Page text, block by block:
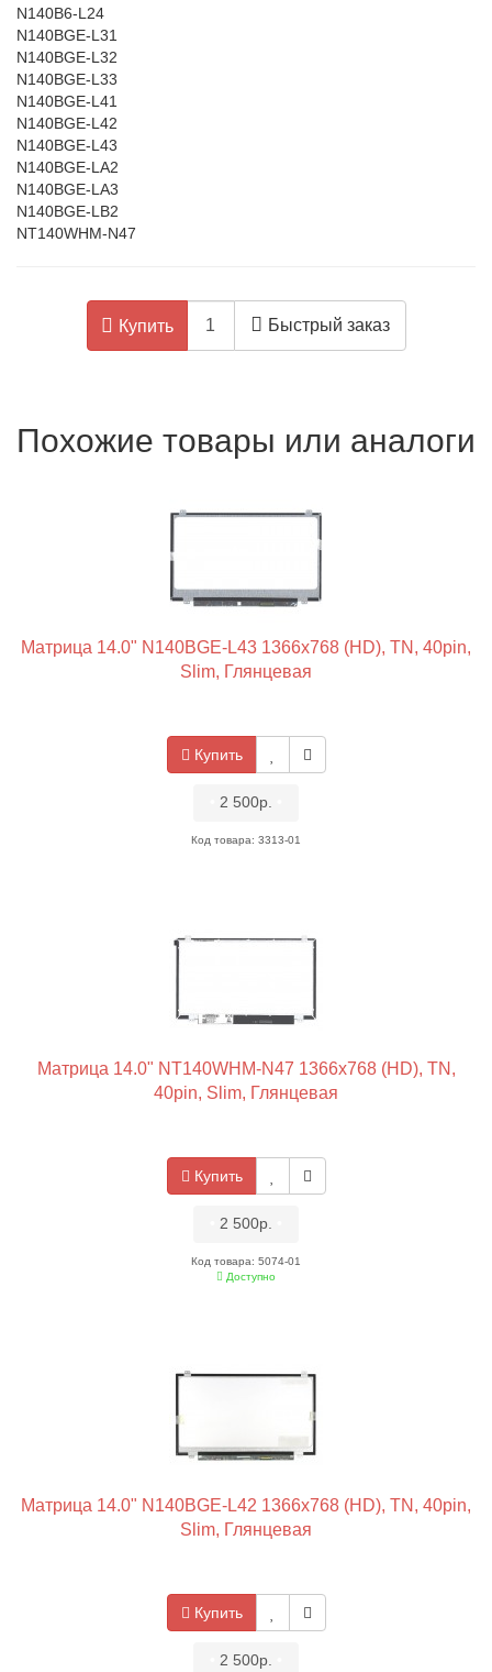
N140B6-L24
N140BGE-L31
N140BGE-L32
N140BGE-L33
N140BGE-L41
N140BGE-L42
N140BGE-L43
N140BGE-LA2
N140BGE-LA3
N140BGE-LB2
NT140WHM-N47
Купить Быстрый заказ
Похожие товары или аналоги
Матрица 14.0" N140BGE-L43 1366x768 (HD), TN, 40pin,
Slim, Глянцевая
Купить
2 500р.
Код товара: 3313-01
Матрица 14.0" NT140WHM-N47 1366x768 (HD), TN,
40pin, Slim, Глянцевая
Купить
2 500р.
Код товара: 5074-01
Доступно
Матрица 14.0" N140BGE-L42 1366x768 (HD), TN, 40pin,
Slim, Глянцевая
Купить
2 500р.